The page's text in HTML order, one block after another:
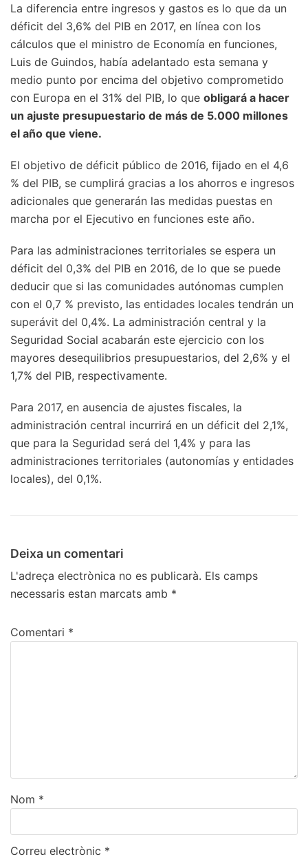
La diferencia entre ingresos y gastos es lo que da un
déficit del 3,6% del PIB en 2017, en línea con los
cálculos que el ministro de Economía en funciones,
Luis de Guindos, había adelantado esta semana y
medio punto por encima del objetivo comprometido
con Europa en el 31% del PIB, lo que obligará a hacer
un ajuste presupuestario de más de 5.000 millones
el año que viene.
El objetivo de déficit público de 2016, fijado en el 4,6
% del PIB, se cumplirá gracias a los ahorros e ingresos
adicionales que generarán las medidas puestas en
marcha por el Ejecutivo en funciones este año.
Para las administraciones territoriales se espera un
déficit del 0,3% del PIB en 2016, de lo que se puede
deducir que si las comunidades autónomas cumplen
con el 0,7 % previsto, las entidades locales tendrán un
superávit del 0,4%. La administración central y la
Seguridad Social acabarán este ejercicio con los
mayores desequilibrios presupuestarios, del 2,6% y el
1,7% del PIB, respectivamente.
Para 2017, en ausencia de ajustes fiscales, la
administración central incurrirá en un déficit del 2,1%,
que para la Seguridad será del 1,4% y para las
administraciones territoriales (autonomías y entidades
locales), del 0,1%.
Deixa un comentari
L'adreça electrònica no es publicarà. Els camps
necessaris estan marcats amb *
Comentari *
Nom *
Correu electrònic *